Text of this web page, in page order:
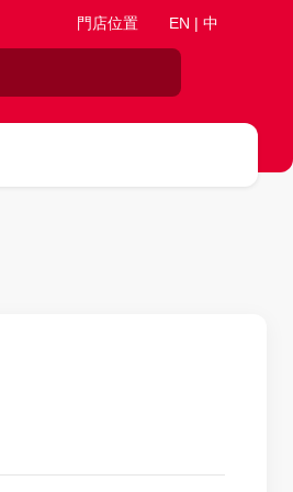
門店位置 EN | 中